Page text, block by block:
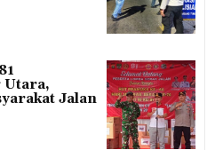
Utara,
Jalan